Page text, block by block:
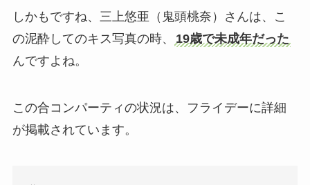
しかもですね、三上悠亜（鬼頭桃奈）さんは、こ
の泥酔してのキス写真の時、
19歳で未成年だった
んですよね。
この合コンパーティの状況は、フライデーに詳細
が掲載されています。